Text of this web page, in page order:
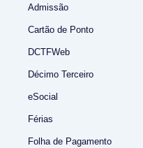
Admissão
Cartão de Ponto
DCTFWeb
Décimo Terceiro
eSocial
Férias
Folha de Pagamento